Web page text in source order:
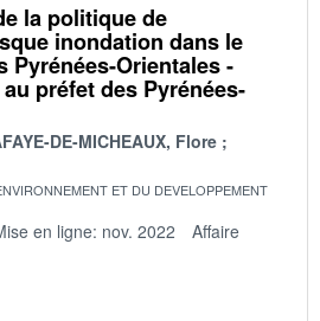
la politique de
inondation dans le
Pyrénées-Orientales -
préfet des Pyrénées-
DE-MICHEAUX, Flore
ET DU DEVELOPPEMENT
en ligne: nov. 2022
Affaire